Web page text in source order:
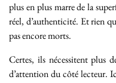
plus en plus marre de la
réel, d’authenticité. Et rien
pas encore morts.
Certes, ils nécessitent
d’attention du côté lecteur.